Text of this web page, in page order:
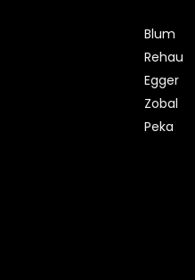
Blum
Rehau
Egger
Zobal
Peka